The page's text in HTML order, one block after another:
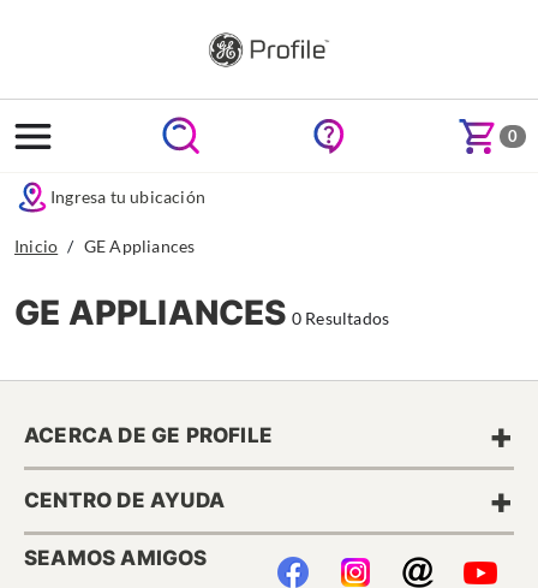
0
Ingresa tu ubicación
Inicio GE Appliances
GE APPLIANCES 0 Resultados
ACERCA DE GE PROFILE +
CENTRO DE AYUDA +
SEAMOS AMIGOS